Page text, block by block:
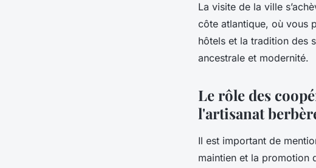
La visite de la ville
côte atlantique, où vous
hôtels et la tradition des
ancestrale et modernité.
Le rôle des
l'artisanat
Il est important de
maintien et la promotion